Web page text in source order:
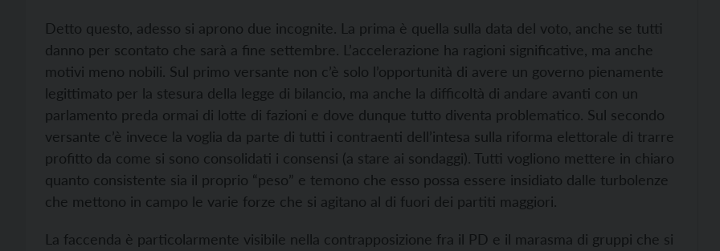
Detto questo, adesso si aprono due incognite. La prima è quella sulla data del voto, anche se tutti
danno per scontato che sarà a fine settembre. L’accelerazione ha ragioni significative, ma anche
motivi meno nobili. Sul primo versante non c’è solo l’opportunità di avere un governo pienamente
legittimato per la stesura della legge di bilancio, ma anche la difficoltà di andare avanti con un
parlamento preda ormai di lotte di fazioni e dove dunque tutto diventa problematico. Sul secondo
versante c’è invece la voglia da parte di tutti i contraenti dell’intesa sulla riforma elettorale di trarre
profitto da come si sono consolidati i consensi (a stare ai sondaggi). Tutti vogliono mettere in chiaro
quanto consistente sia il proprio “peso” e temono che esso possa essere insidiato dalle turbolenze
che mettono in campo le varie forze che si agitano al di fuori dei partiti maggiori.
La faccenda è particolarmente visibile nella contrapposizione fra il PD e il marasma di gruppi che si